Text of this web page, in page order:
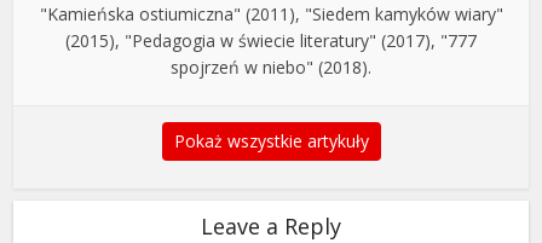
"Kamieńska ostiumiczna" (2011), "Siedem kamyków wiary"
(2015), "Pedagogia w świecie literatury" (2017), "777
spojrzeń w niebo" (2018).
Pokaż wszystkie artykuły
Leave a Reply